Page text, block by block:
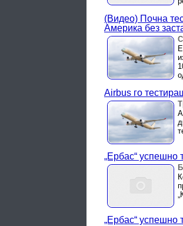
(Видео) Почна
Америка без
Airbus го
„Ербас“ успешно
„Ербас“ успешно